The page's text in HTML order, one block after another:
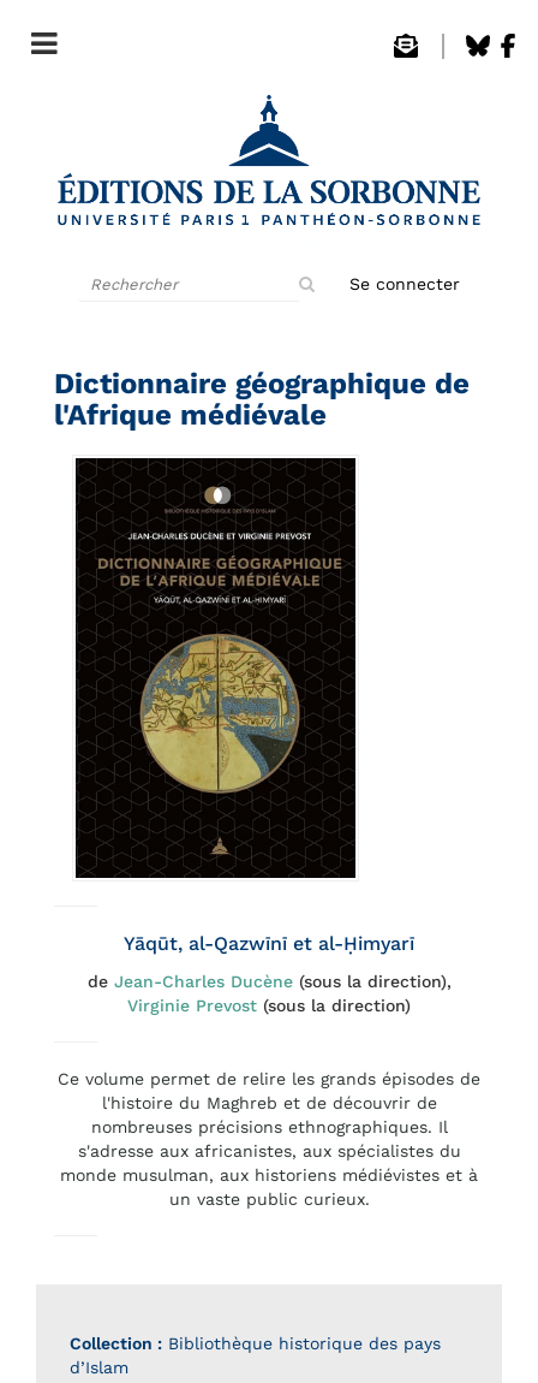
Se connecter
Dictionnaire géographique de
l'Afrique médiévale
Yāqūt, al-Qazwīnī et al-Ḥimyarī
de Jean-Charles Ducène(sous la direction),
Virginie Prevost (sous la direction)
Ce volume permet de relire les grands épisodes de
l'histoire du Maghreb et de découvrir de
nombreuses précisions ethnographiques. Il
s'adresse aux africanistes, aux spécialistes du
monde musulman, aux historiens médiévistes et à
un vaste public curieux.
Collection : Bibliothèque historique des pays
d’Islam